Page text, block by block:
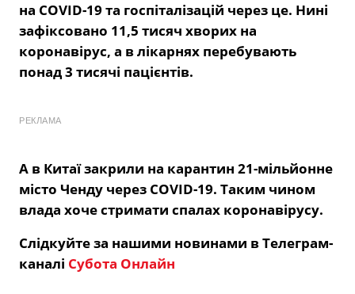
на COVID-19 та госпіталізацій через це. Нині
зафіксовано 11,5 тисяч хворих на
коронавірус, а в лікарнях перебувають
понад 3 тисячі пацієнтів.
РЕКЛАМА
А в Китаї закрили на карантин 21-мільйонне
місто Ченду через COVID-19. Таким чином
влада хоче стримати спалах коронавірусу.
Слідкуйте за нашими новинами в Телеграм-
каналі Субота Онлайн